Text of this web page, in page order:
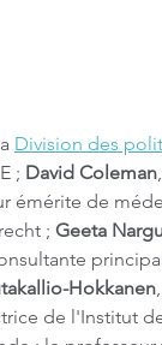
Division des
; David Coleman
émérite de
; Geeta
Hokkanen
de l'Institut